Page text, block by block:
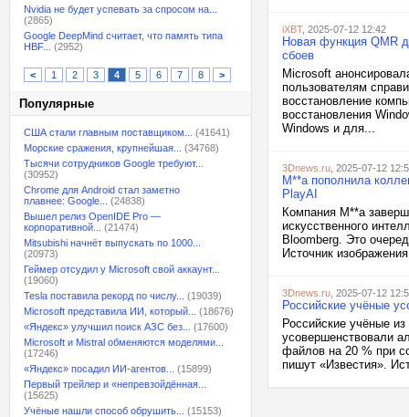
Nvidia не будет успевать за спросом на...
(2865)
Google DeepMind считает, что память типа
HBF...
(2952)
< 1 2 3 4 5 6 7 8 >
Популярные
США стали главным поставщиком...
(41641)
Морские сражения, крупнейшая...
(34768)
Тысячи сотрудников Google требуют...
(30952)
Chrome для Android стал заметно
плавнее: Google...
(24838)
Вышел релиз OpenIDE Pro —
корпоративной...
(21474)
Mitsubishi начнёт выпускать по 1000...
(20973)
Геймер отсудил у Microsoft свой аккаунт...
(19060)
Tesla поставила рекорд по числу...
(19039)
Microsoft представила ИИ, который...
(18676)
«Яндекс» улучшил поиск АЗС без...
(17600)
Microsoft и Mistral обменяются моделями...
(17246)
«Яндекс» посадил ИИ-агентов...
(15899)
Первый трейлер и «непревзойдённая...
(15625)
Учёные нашли способ обрушить...
(15153)
iXBT, 2025-07-12 12:42
Новая функция QMR
сбоев
Microsoft
пользователям
восстановление
восстановления
Windows и для...
3Dnews.ru , 2025-07-12
M**a пополнила
PlayAI
Компания M**a
искусственного
Bloomberg. Это
Источник
3Dnews.ru , 2025-07-12
Российские учёные
Российские учёные
усовершенствовали
файлов на 20 % при
пишут «Известия».